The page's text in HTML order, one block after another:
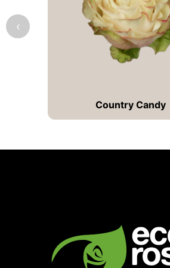
‹
Country Candy